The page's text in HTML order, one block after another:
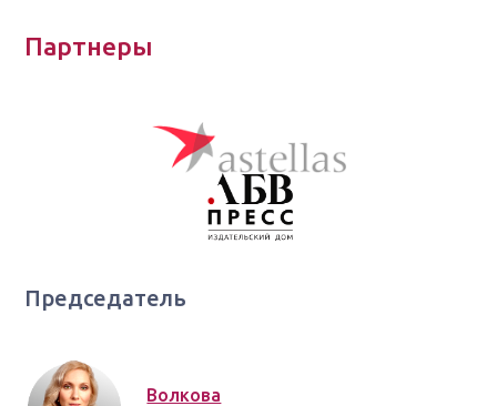
Партнеры
Председатель
Волкова